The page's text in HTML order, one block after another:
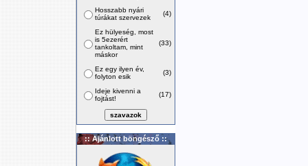
Hosszabb nyári
túrákat szervezek
(4)
Ez hülyeség, most
is 5ezerért
tankoltam, mint
máskor
(33)
Ez egy ilyen év,
folyton esik
(3)
Ideje kivenni a
fojtást!
(17)
:: Ajánlott böngésző ::